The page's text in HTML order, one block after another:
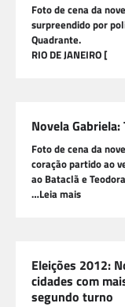
Foto de cena da
surpreendido por
Quadrante.
RIO DE JANEIRO [
Novela
Foto de cena da
coração partido ao
ao Bataclã e
…Leia mais
Eleições 2012:
cidades com
segundo turno